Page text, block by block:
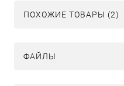
ПОХОЖИЕ ТОВАРЫ (2)
ФАЙЛЫ